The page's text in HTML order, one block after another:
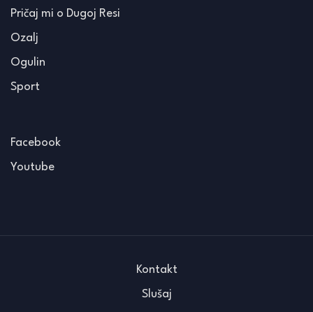
Pričaj mi o Dugoj Resi
Ozalj
Ogulin
Sport
Facebook
Youtube
Kontakt
Slušaj